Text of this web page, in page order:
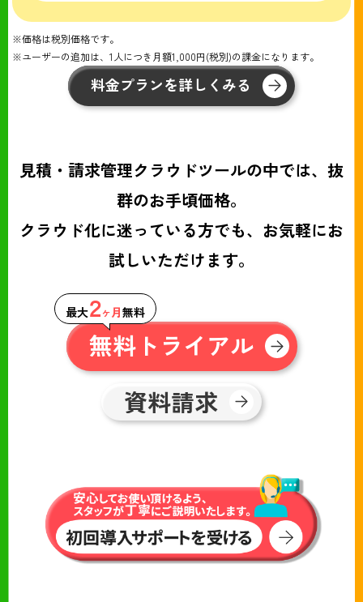
※価格は税別価格です。
※ユーザーの追加は、1人につき月額1,000円(税別)の課金になります。
料金プランを詳しくみる
見積・請求管理クラウドツールの中では、抜
群のお手頃価格。
クラウド化に迷っている方でも、お気軽にお
試しいただけます。
最大２ヶ月無料
無料トライアル
資料請求